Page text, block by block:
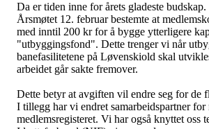
Da er tiden inne for årets gladeste budskap.
Årsmøtet 12. februar bestemte at
med inntil 200 kr for å bygge ytterligere
"utbyggingsfond". Dette trenger vi når
banefasilitetene på Løvenskiold skal
arbeidet går sakte fremover.
Dette betyr at avgiften vil endre seg for de
I tillegg har vi endret samarbeidspartner for
medlemsregisteret. Vi har også knyttet oss